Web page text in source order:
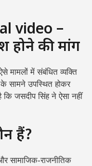
video –
होने की मांग
मामलों में संबंधित व्यक्ति
के सामने उपस्थित होकर
कि जसदीप सिंह ने ऐसा नहीं
हैं?
सामाजिक-राजनीतिक